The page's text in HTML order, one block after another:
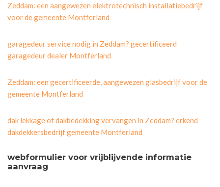
Zeddam: een aangewezen elektrotechnisch installatiebedrijf
voor de gemeente Montferland
garagedeur service nodig in Zeddam? gecertificeerd
garagedeur dealer Montferland
Zeddam: een gecertificeerde, aangewezen glasbedrijf voor de
gemeente Montferland
dak lekkage of dakbedekking vervangen in Zeddam? erkend
dakdekkersbedrijf gemeente Montferland
webformulier voor vrijblijvende informatie
aanvraag